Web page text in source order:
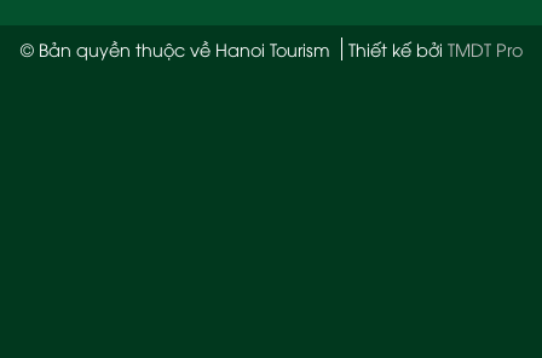
© Bản quyền thuộc về Hanoi Tourism Thiết kế bởi TMDT Pro